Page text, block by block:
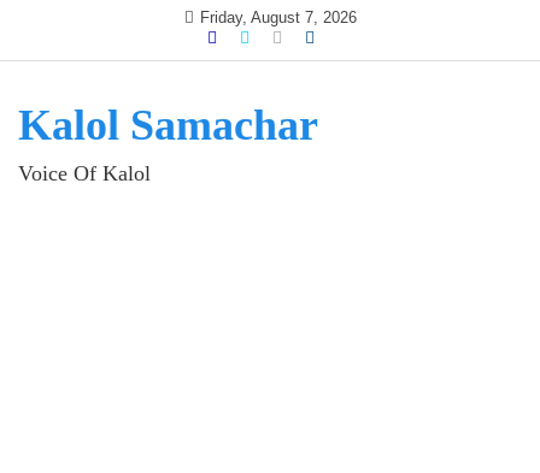
Friday, August 7, 2026
Kalol Samachar
Voice Of Kalol